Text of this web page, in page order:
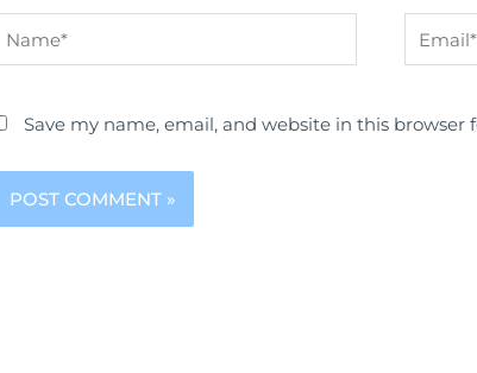
Name* Email*
Save my name, email, and website in this